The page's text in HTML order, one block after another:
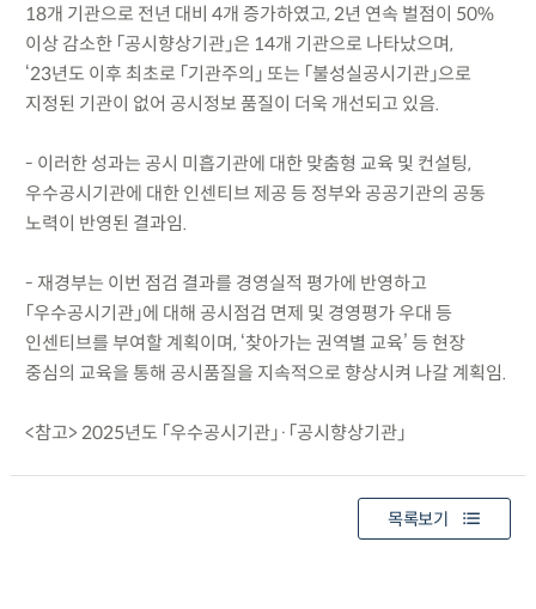
18개 기관으로 전년 대비 4개 증가하였고, 2년 연속 벌점이 50%
이상 감소한 「공시향상기관」은 14개 기관으로 나타났으며,
‘23년도 이후 최초로 「기관주의」 또는 「불성실공시기관」으로
지정된 기관이 없어 공시정보 품질이 더욱 개선되고 있음.
- 이러한 성과는 공시 미흡기관에 대한 맞춤형 교육 및 컨설팅,
우수공시기관에 대한 인센티브 제공 등 정부와 공공기관의 공동
노력이 반영된 결과임.
- 재경부는 이번 점검 결과를 경영실적 평가에 반영하고
「우수공시기관」에 대해 공시점검 면제 및 경영평가 우대 등
인센티브를 부여할 계획이며, ‘찾아가는 권역별 교육’ 등 현장
중심의 교육을 통해 공시품질을 지속적으로 향상시켜 나갈 계획임.
<참고> 2025년도 「우수공시기관」·「공시향상기관」
목록보기